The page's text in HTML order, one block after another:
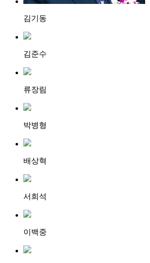
김기동
김준수
류장림
박병형
배상혁
서희석
이백중